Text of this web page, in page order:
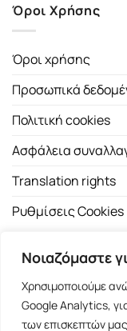
Νοιαζόμαστε
Χρησιμοποιούμε
Google Analytics,
των επισκεπτών
Όροι Χρήσης
Όροι χρήσης
Προσωπικά
Πολιτική cookies
Ασφάλεια
Translation rights
Ρυθμίσεις Cookies